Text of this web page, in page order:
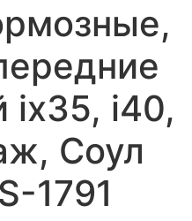
ix35, i40,
Соул
1791